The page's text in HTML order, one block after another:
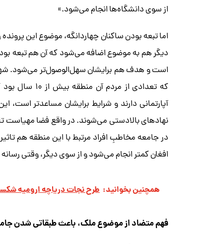
از سوی دانشگاه‌ها انجام می‌شود.»
اما تبعه بودن ساکنان چهاردانگه، موضوع این
دیگر هم به موضوع اضافه می‌شود که آن هم تبعه
است و هدف هم برایشان سهل‌الوصول‌تر می‌شود.
که تعدادی
آپارتمانی دارند و شرایط برایشان مساعدتر
نهادهای بالادستی می‌شوند. در واقع فضا مهیاست تا
در جامعه مخاطبِ افراد مرتبط با این منطقه هم
افغان کمتر انجام می‌شود و از سوی دیگر، وقتی
همچنین بخوانید: طرح نجات درياچه اروميه
فهم متضاد از موضوع ملک، باعث طبقاتی شدن